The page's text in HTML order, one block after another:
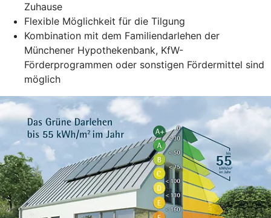
Zuhause
Flexible Möglichkeit für die Tilgung
Kombination mit dem Familiendarlehen der
Münchener Hypothekenbank, KfW-
Förderprogrammen oder sonstigen Fördermittel sind
möglich